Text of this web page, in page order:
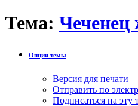
Тема: Чеченец
Опции темы
Версия для печати
Отправить по
Подписаться на